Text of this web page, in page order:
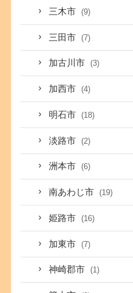
三木市 (9)
三田市 (7)
加古川市 (3)
加西市 (4)
明石市 (18)
淡路市 (2)
洲本市 (6)
南あわじ市 (19)
姫路市 (16)
加東市 (7)
神崎郡市 (1)